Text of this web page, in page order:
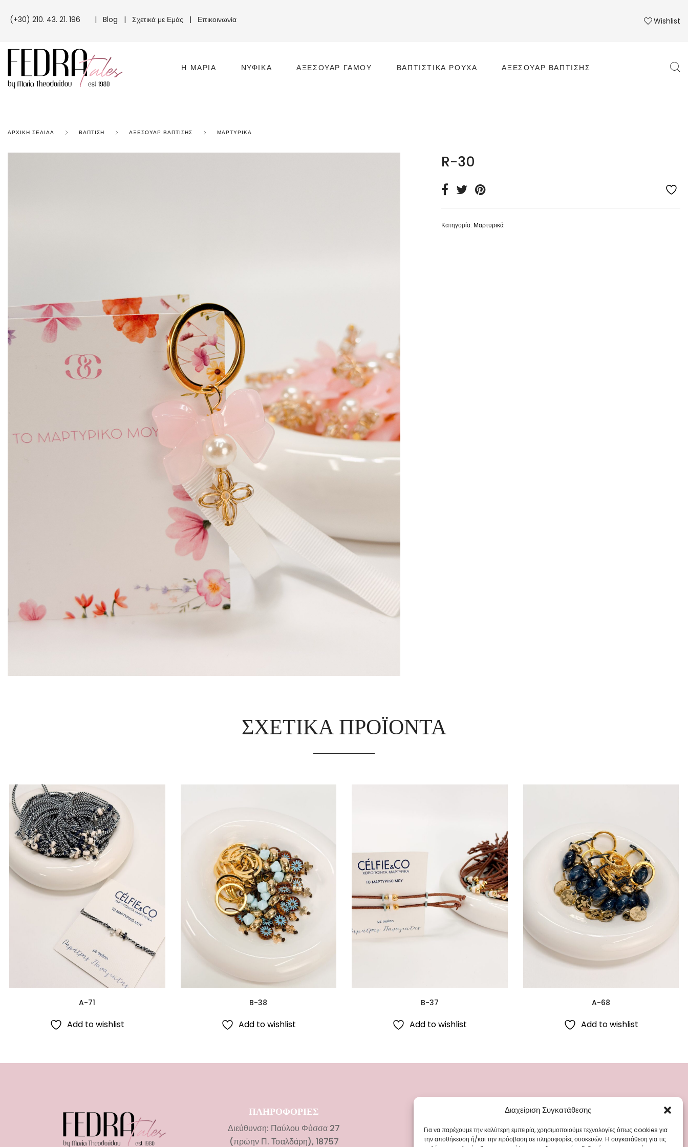
Διαχείριση Συγκατάθεσης
Για να παρέχουμε την καλύτερη εμπειρία, χρησιμοποιούμε τεχνολογίες όπως cookies για
την αποθήκευση ή/και την πρόσβαση σε πληροφορίες συσκευών. Η συγκατάθεση για τις
(+30) 210. 43. 21. 196 | Blog | Σχετικά με Εμάς | Επικοινωνία Wishlist
Η ΜΑΡΊΑ ΝΥΦΙΚΆ ΑΞΕΣΟΥΆΡ ΓΆΜΟΥ ΒΑΠΤΙΣΤΙΚΆ ΡΟΎΧΑ ΑΞΕΣΟΥΆΡ ΒΆΠΤΙΣΗΣ
ΑΡΧΙΚΉ ΣΕΛΊΔΑ ΒΆΠΤΙΣΗ ΑΞΕΣΟΥΆΡ ΒΆΠΤΙΣΗΣ ΜΑΡΤΥΡΙΚΆ
R-30
Κατηγορία: Μαρτυρικά
ΣΧΕΤΙΚΆ ΠΡΟΪΌΝΤΑ
A-71
Add to wishlist
B-38
Add to wishlist
B-37
Add to wishlist
A-68
Add to wishlist
ΠΛΗΡΟΦΟΡΙΕΣ
Διεύθυνση: Παύλου Φύσσα 27
(πρώην Π. Τσαλδάρη), 18757
Νυφικά
Αξεσουάρ Γάμου
ΜΕΝΟΥ
Blog
Επικοινωνία